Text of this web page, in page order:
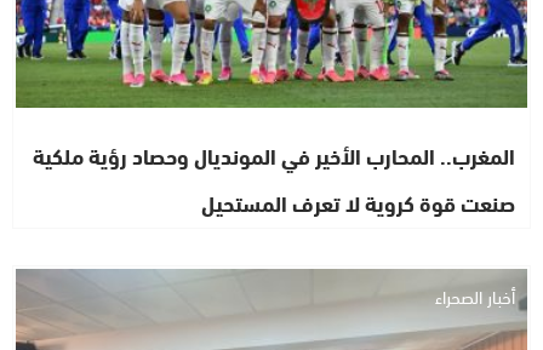
المغرب.. المحارب الأخير في المونديال وحصاد رؤية ملكية
صنعت قوة كروية لا تعرف المستحيل
أخبار الصحراء